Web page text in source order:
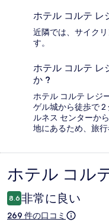
ホテル コルテ レ
近隣では、サイク
す。
ホテル コルテ レ
か ?
ホテル コルテ レジ
ゲル城から徒歩で 2
ルネス センターか
地にあるため、旅行
口
コ
ミ
ホテル コル
8.6 非常に良い
269 件の口コミ